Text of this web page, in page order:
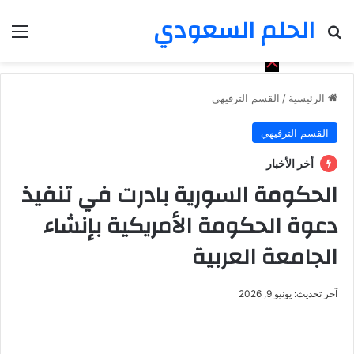
الحلم السعودي
بحث عن
الرئيسية / القسم الترفيهي
القسم الترفيهي
أخر الأخبار
الحكومة السورية بادرت في تنفيذ
دعوة الحكومة الأمريكية بإنشاء
الجامعة العربية
آخر تحديث: يونيو 9, 2026